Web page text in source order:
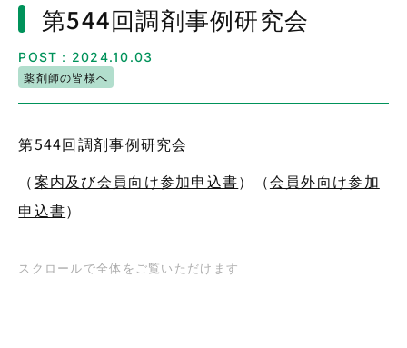
第544回調剤事例研究会
POST：2024.10.03
薬剤師の皆様へ
第544回調剤事例研究会
（案内及び会員向け参加申込書）（会員外向け参加
申込書）